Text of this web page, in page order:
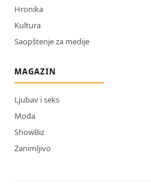
Hronika
Kultura
Saopštenje za medije
MAGAZIN
Ljubav i seks
Moda
ShowBiz
Zanimljivo